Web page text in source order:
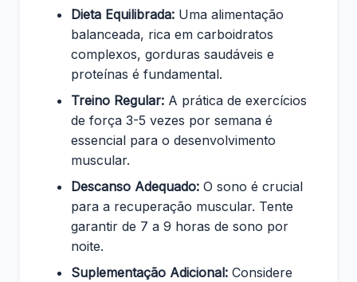
Dieta Equilibrada: Uma alimentação
balanceada, rica em carboidratos
complexos, gorduras saudáveis e
proteínas é fundamental.
Treino Regular: A prática de exercícios
de força 3-5 vezes por semana é
essencial para o desenvolvimento
muscular.
Descanso Adequado: O sono é crucial
para a recuperação muscular. Tente
garantir de 7 a 9 horas de sono por
noite.
Suplementação Adicional: Considere